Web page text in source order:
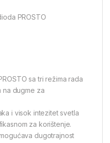
PROSTO
sa tri režima rada
na dugme za
i visok intezitet svetla
za korištenje.
dugotrajnost